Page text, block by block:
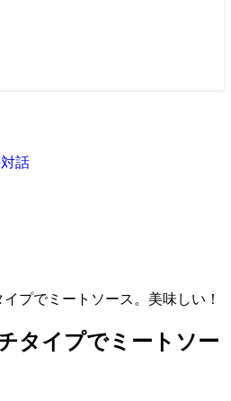
話
プでミートソース。美味しい！
タイプでミートソー